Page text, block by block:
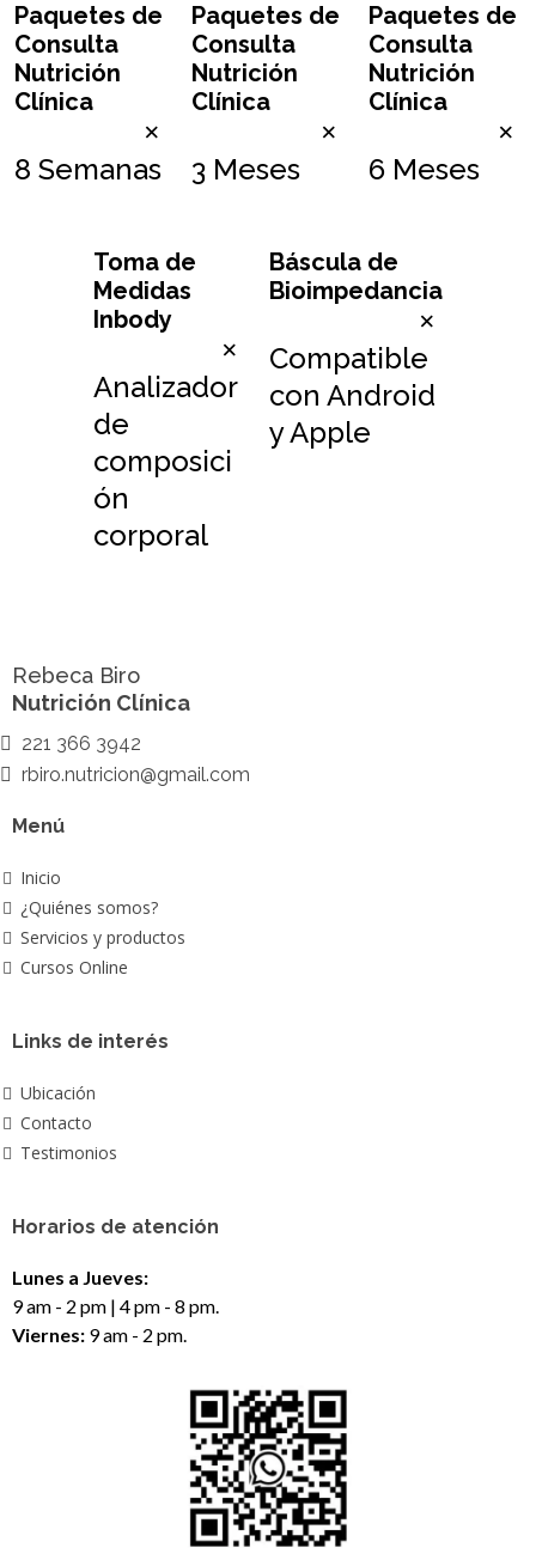
Paquetes de
Consulta
Nutrición
Clínica
×
8 Semanas
Paquetes de
Consulta
Nutrición
Clínica
×
3 Meses
Paquetes de
Consulta
Nutrición
Clínica
×
6 Meses
Toma de
Medidas
Inbody
×
Analizador
de
composici
ón
corporal
Báscula de
Bioimpedancia
×
Compatible
con Android
y Apple
Rebeca Biro
Nutrición Clínica
221 366 3942
rbiro.nutricion@gmail.com
Menú
Inicio
¿Quiénes somos?
Servicios y productos
Cursos Online
Links de interés
Ubicación
Contacto
Testimonios
Horarios de atención
Lunes a Jueves:
9 am - 2 pm | 4 pm - 8 pm.
Viernes: 9 am - 2 pm.